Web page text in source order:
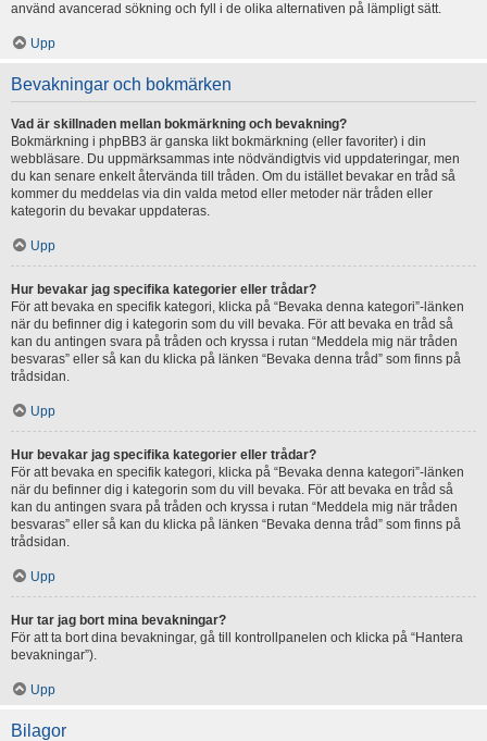
använd avancerad sökning och fyll i de olika alternativen på lämpligt sätt.
Upp
Bevakningar och bokmärken
Vad är skillnaden mellan bokmärkning och bevakning?
Bokmärkning i phpBB3 är ganska likt bokmärkning (eller favoriter) i din
webbläsare. Du uppmärksammas inte nödvändigtvis vid uppdateringar, men
du kan senare enkelt återvända till tråden. Om du istället bevakar en tråd så
kommer du meddelas via din valda metod eller metoder när tråden eller
kategorin du bevakar uppdateras.
Upp
Hur bevakar jag specifika kategorier eller trådar?
För att bevaka en specifik kategori, klicka på “Bevaka denna kategori”-länken
när du befinner dig i kategorin som du vill bevaka. För att bevaka en tråd så
kan du antingen svara på tråden och kryssa i rutan “Meddela mig när tråden
besvaras” eller så kan du klicka på länken “Bevaka denna tråd” som finns på
trådsidan.
Upp
Hur bevakar jag specifika kategorier eller trådar?
För att bevaka en specifik kategori, klicka på “Bevaka denna kategori”-länken
när du befinner dig i kategorin som du vill bevaka. För att bevaka en tråd så
kan du antingen svara på tråden och kryssa i rutan “Meddela mig när tråden
besvaras” eller så kan du klicka på länken “Bevaka denna tråd” som finns på
trådsidan.
Upp
Hur tar jag bort mina bevakningar?
För att ta bort dina bevakningar, gå till kontrollpanelen och klicka på “Hantera
bevakningar”).
Upp
Bilagor